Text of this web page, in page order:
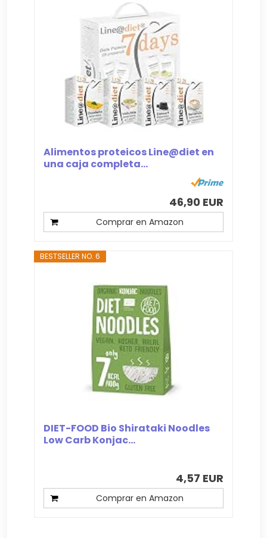
Alimentos proteicos Line@diet en
una caja completa...
46,90 EUR
Comprar en Amazon
BESTSELLER NO. 6
DIET-FOOD Bio Shirataki Noodles
Low Carb Konjac...
4,57 EUR
Comprar en Amazon